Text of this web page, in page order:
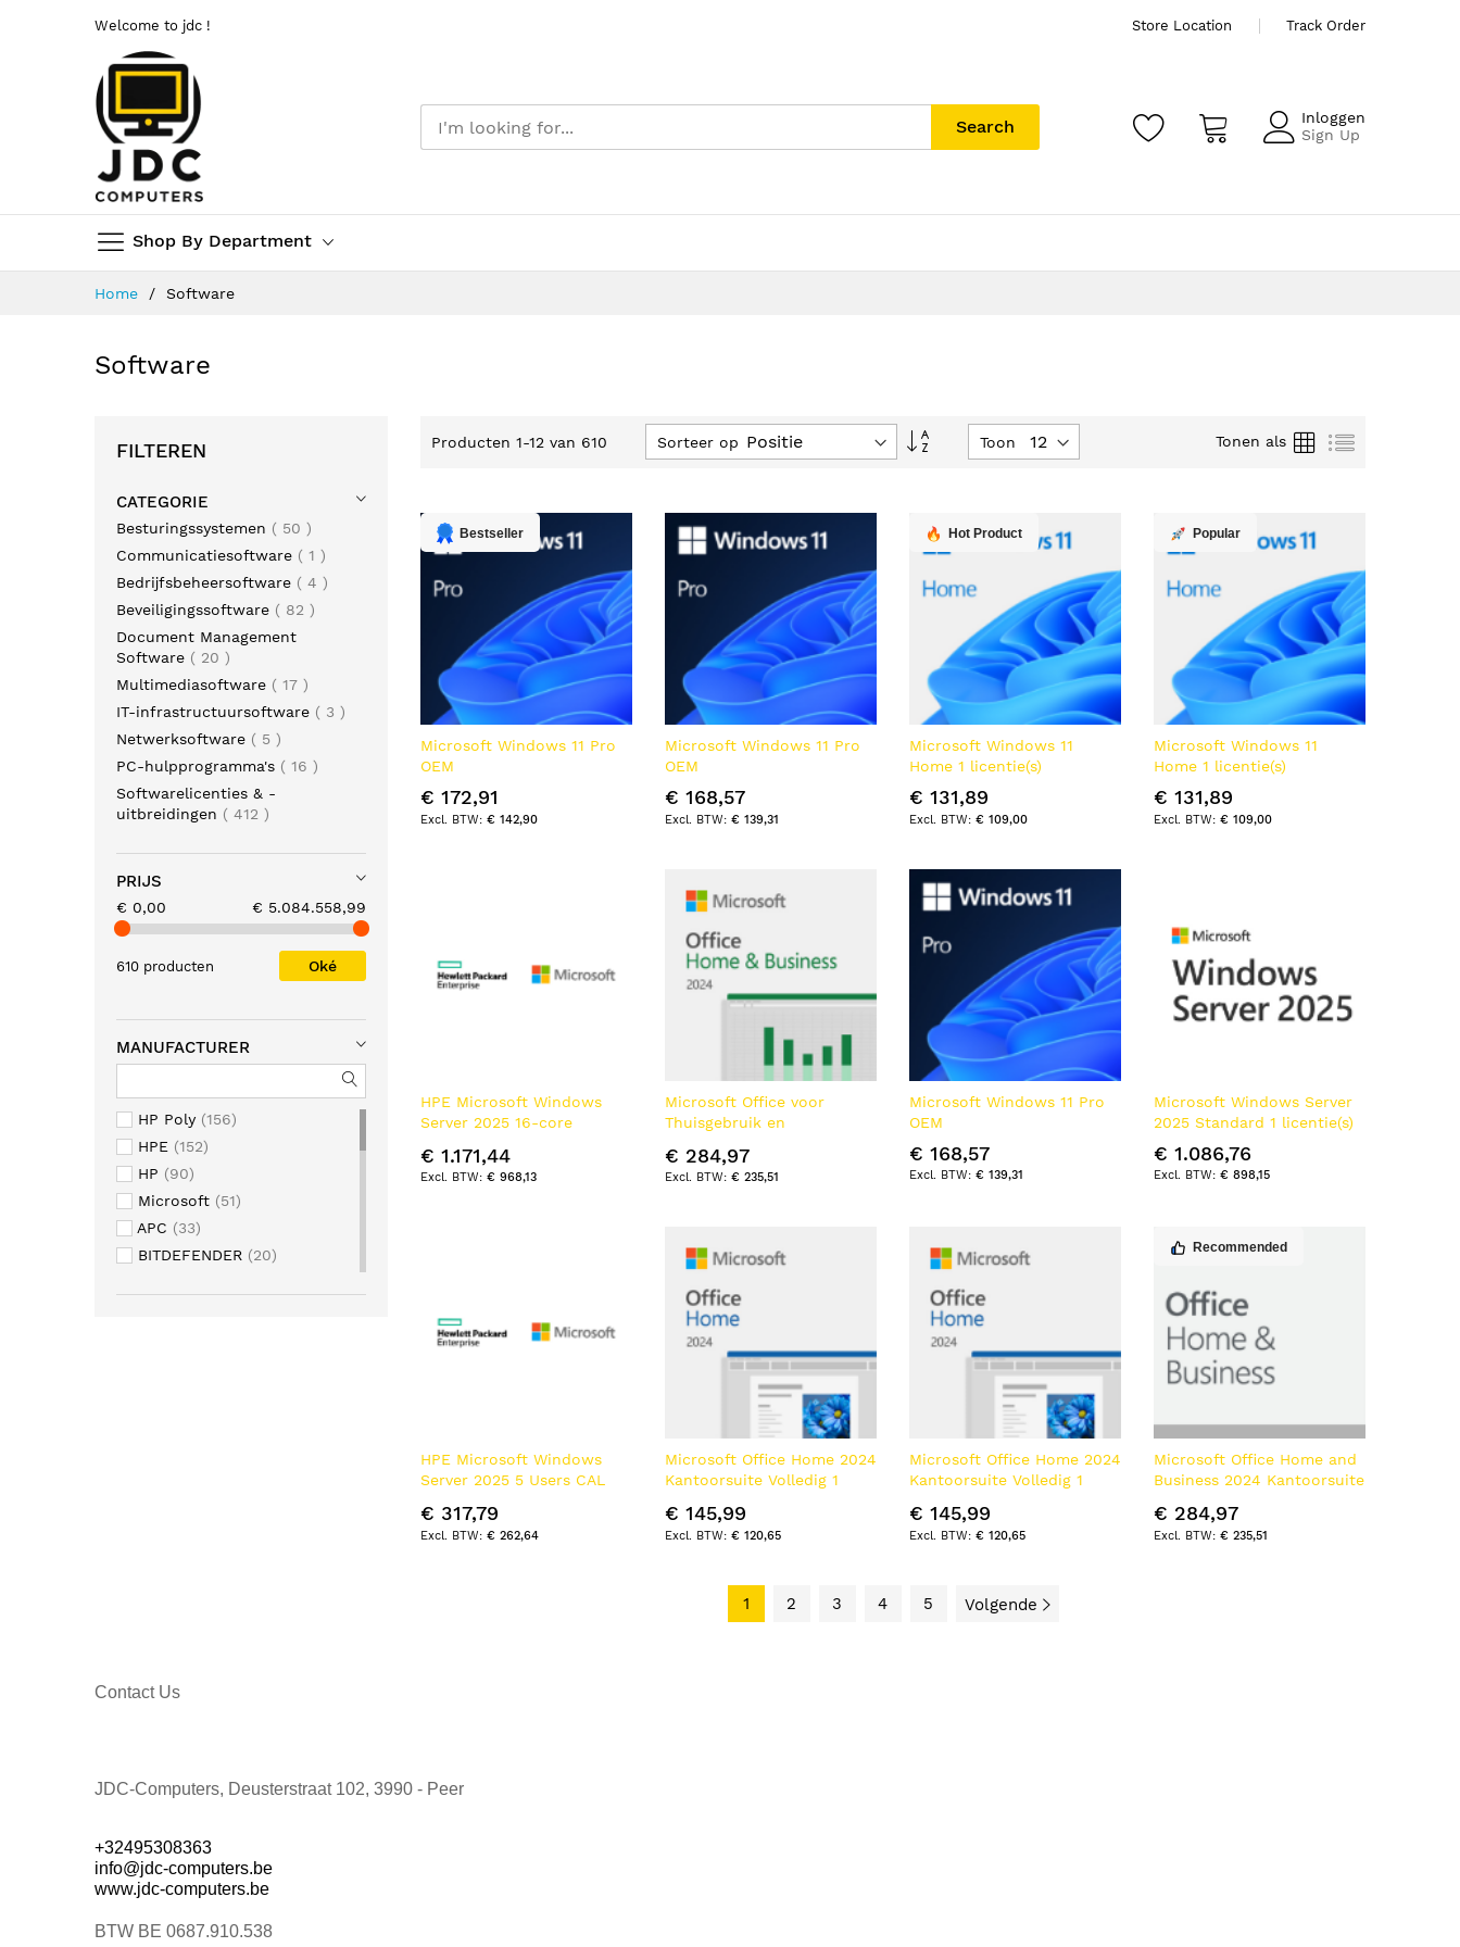
Welcome to jdc ! Store Location Track Order
Shop By Department
Search
Inloggen
Sign Up
Home Software
Software
Producten 1-12 van 610 Sorteer op
Van
Toon Tonen als
Foto-
tabel
Lijst
Bestseller
Microsoft Windows 11 Pro
OEM
€ 172,91
€ 142,90
Microsoft Windows 11 Pro
OEM
€ 168,57
€ 139,31
Hot Product
Microsoft Windows 11
Home 1 licentie(s)
€ 131,89
€ 109,00
Popular
Microsoft Windows 11
Home 1 licentie(s)
€ 131,89
€ 109,00
HPE Microsoft Windows
Server 2025 16-core
Kit en/fr/de/es/it/pt/nl SW
€ 1.171,44
€ 968,13
Microsoft Office voor
Thuisgebruik en
€ 284,97
€ 235,51
Microsoft Windows 11 Pro
OEM
€ 168,57
€ 139,31
Microsoft Windows Server
2025 Standard 1 licentie(s)
€ 1.086,76
€ 898,15
HPE Microsoft Windows
Server 2025 5 Users CAL
License (CAL)
€ 317,79
€ 262,64
Microsoft Office Home 2024
Kantoorsuite Volledig 1
€ 145,99
€ 120,65
Microsoft Office Home 2024
Kantoorsuite Volledig 1
€ 145,99
€ 120,65
Recommended
Microsoft Office Home and
Business 2024 Kantoorsuite
€ 284,97
€ 235,51
1 2 3 4 5 Volgende
FILTEREN
CATEGORIE
Besturingssystemen 50 producten
Communicatiesoftware
1 product
Bedrijfsbeheersoftware
4 producten
Beveiligingssoftware
82 producten
Document Management
Software
20 producten
Multimediasoftware
17 producten
IT-infrastructuursoftware
3 producten
Netwerksoftware
5 producten
PC-hulpprogramma's
16 producten
Softwarelicenties & -
uitbreidingen
412 producten
PRIJS
€ 0,00 € 5.084.558,99
610 producten Oké
MANUFACTURER
HP Poly
156
HPE
152
HP
90
Microsoft
51
APC
33
BITDEFENDER
20
Norton
Contact Us
JDC-Computers, Deusterstraat 102, 3990 - Peer
+32495308363
info@jdc-computers.be
www.jdc-computers.be
BTW BE 0687.910.538